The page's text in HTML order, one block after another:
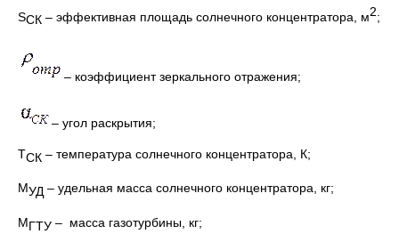
SСК – эффективная площадь солнечного концентратора, м2;
– коэффициент зеркального отражения;
– угол раскрытия;
ТСК – температура солнечного концентратора, К;
МУД – удельная масса солнечного концентратора, кг;
МГТУ – масса газотурбины, кг;